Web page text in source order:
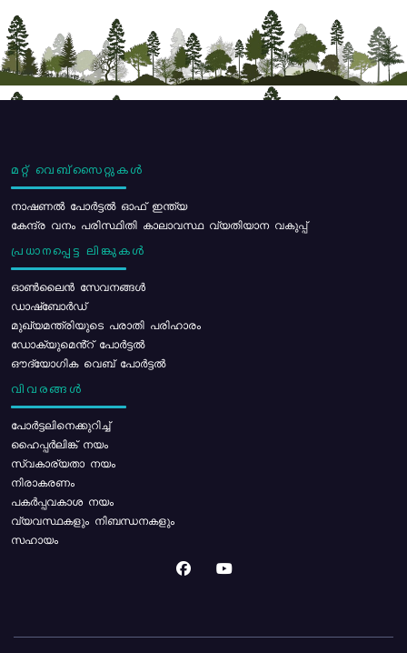
മറ്റ് വെബ്സൈറ്റുകൾ
നാഷണൽ പോർട്ടൽ ഓഫ് ഇന്ത്യ
കേന്ദ്ര വനം പരിസ്ഥിതി കാലാവസ്ഥ വ്യതിയാന വകുപ്പ്
പ്രധാനപ്പെട്ട ലിങ്കുകൾ
ഓൺലൈൻ സേവനങ്ങൾ
ഡാഷ്ബോർഡ്
മുഖ്യമന്ത്രിയുടെ പരാതി പരിഹാരം
ഡോക്യുമെൻ്റ് പോർട്ടൽ
ഔദ്യോഗിക വെബ് പോർട്ടൽ
വിവരങ്ങൾ
പോര്‍ട്ടലിനെക്കുറിച്ച്
ഹൈപ്പർലിങ്ക് നയം
സ്വകാര്യതാ നയം
നിരാകരണം
പകർപ്പവകാശ നയം
വ്യവസ്ഥകളും നിബന്ധനകളും
സഹായം